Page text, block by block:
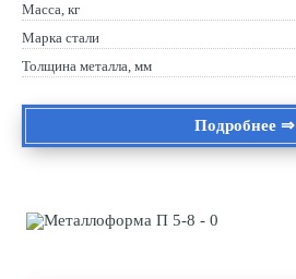
Масса, кг
Марка стали
Толщина металла, мм
Подробнее ⇒